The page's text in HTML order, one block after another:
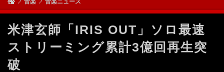
音楽 音楽ニュース
米津玄師「IRIS OUT」ソロ最速
ストリーミング累計3億回再生突
破